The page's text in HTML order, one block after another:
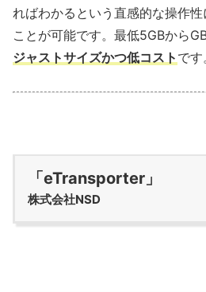
ればわかるという直感的な操作
ことが可能です。最低5GBから
ジャストサイズかつ低コスト です
「eTransporter」
株式会社NSD